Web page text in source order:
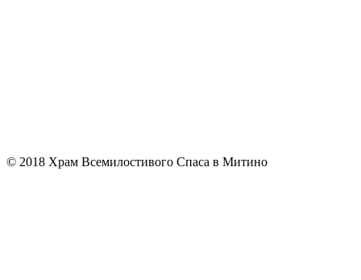
© 2018 Храм Всемилостивого Спаса в Митино